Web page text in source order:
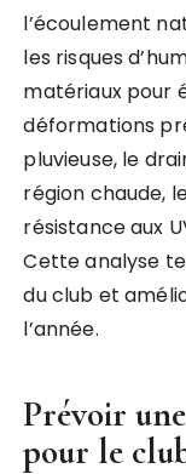
l’écoulement
les risques
matériaux pour
déformations
pluvieuse, le
région chaude,
résistance aux
Cette analyse
du club et
l’année.
Prévoir
pour le